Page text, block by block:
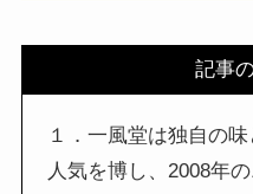
記事
１．一風堂は独自の
人気を博し、2008年